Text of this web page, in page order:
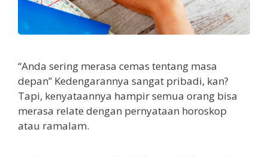
“Anda sering merasa cemas tentang masa
depan” Kedengarannya sangat pribadi, kan?
Tapi, kenyataannya hampir semua orang bisa
merasa relate dengan pernyataan horoskop
atau ramalam.